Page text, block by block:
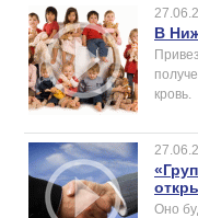
В
кровь.
Оно